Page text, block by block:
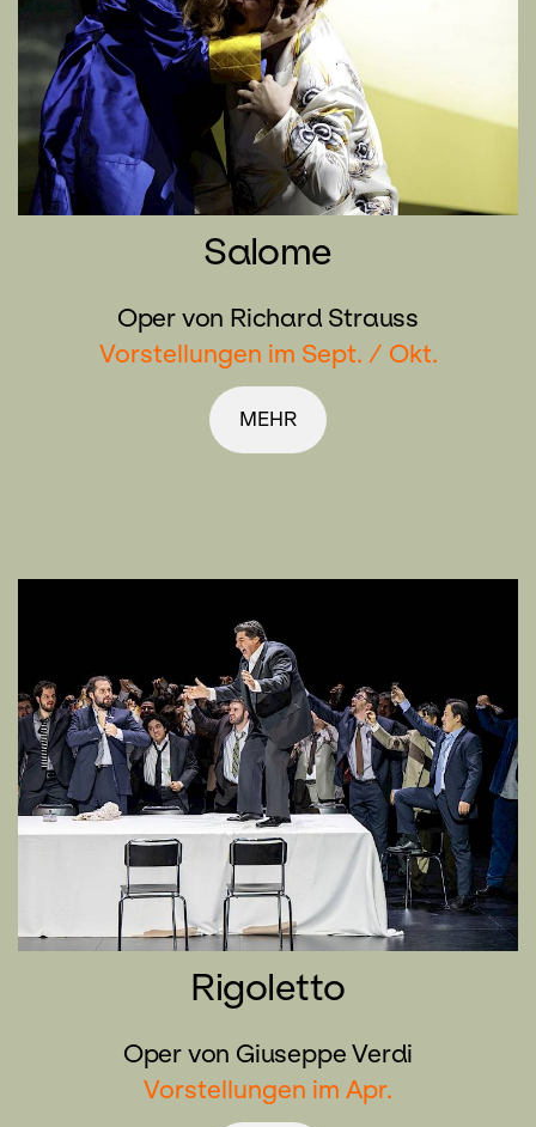
Salome
Oper von Richard Strauss
Vorstellungen im Sept. / Okt.
MEHR
Rigoletto
Oper von Giuseppe Verdi
Vorstellungen im Apr.